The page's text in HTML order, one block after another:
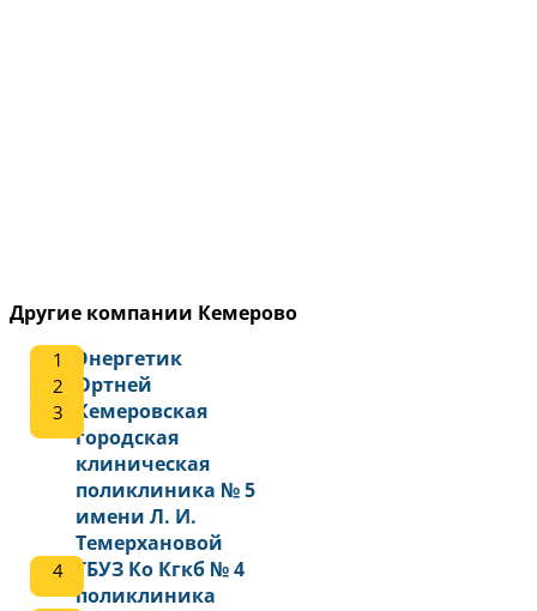
Другие компании Кемерово
Энергетик
Ортней
Кемеровская
городская
клиническая
поликлиника № 5
имени Л. И.
Темерхановой
ГБУЗ Ко Кгкб № 4
поликлиника